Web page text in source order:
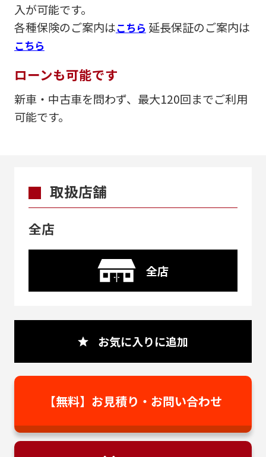
入が可能です。
各種保険のご案内はこちら 延長保証のご案内は
こちら
ローンも可能です
新車・中古車を問わず、最大120回までご利用
可能です。
取扱店舗
全店
全店
お気に入りに追加
【無料】お見積り・ お問い合わせ